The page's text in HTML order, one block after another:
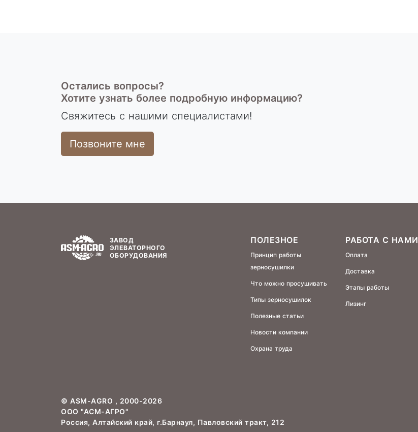
Остались вопросы?
Хотите узнать более подробную информацию?
Свяжитесь с нашими специалистами!
Позвоните мне
ЗАВОД
ЭЛЕВАТОРНОГО
ОБОРУДОВАНИЯ
ПОЛЕЗНОЕ
Принцип работы
зерносушилки
Что можно просушивать
Типы зерносушилок
Полезные статьи
Новости компании
Охрана труда
РАБОТА С НАМИ
Оплата
Доставка
Этапы работы
Лизинг
© ASM-AGRO , 2000-2026
ООО "АСМ-АГРО"
Россия, Алтайский край, г.Барнаул, Павловский тракт, 212